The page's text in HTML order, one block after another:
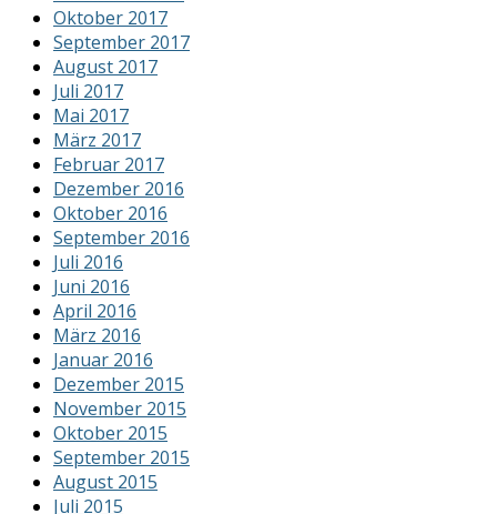
Oktober 2017
September 2017
August 2017
Juli 2017
Mai 2017
März 2017
Februar 2017
Dezember 2016
Oktober 2016
September 2016
Juli 2016
Juni 2016
April 2016
März 2016
Januar 2016
Dezember 2015
November 2015
Oktober 2015
September 2015
August 2015
Juli 2015